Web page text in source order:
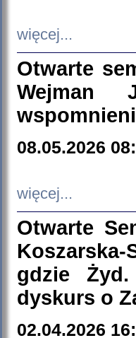
więcej...
Otwarte
Wejman
08.05.2026
więcej...
Otwarte
Koszarska-
gdzie
dyskurs o
02.04.2026